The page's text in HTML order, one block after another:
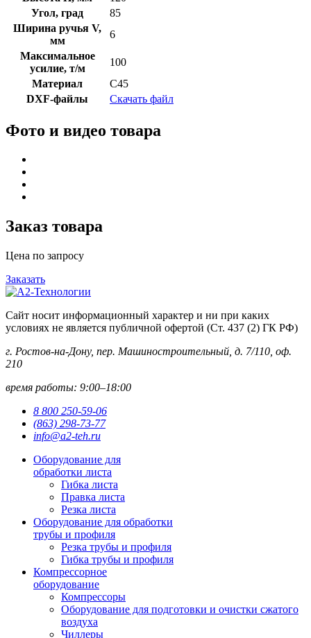
Угол, град
85
Ширина ручья V,
мм
6
Максимальное
усилие, т/м
100
Материал
C45
DXF-файлы
Скачать файл
Фото и видео товара
Заказ товара
Цена по запросу
Заказать
Сайт носит информационный характер и ни при каких
условиях не является публичной офертой (Ст. 437 (2) ГК РФ)
г. Ростов-на-Дону, пер. Машиностроительный, д. 7/110, оф.
210
время работы: 9:00–18:00
8 800 250-59-06
(863) 298-73-77
info@a2-teh.ru
Оборудование для
обработки листа
Гибка листа
Правка листа
Резка листа
Оборудование для обработки
трубы и профиля
Резка трубы и профиля
Гибка трубы и профиля
Компрессорное
оборудование
Компрессоры
Оборудование для подготовки и очистки сжатого
воздуха
Чиллеры